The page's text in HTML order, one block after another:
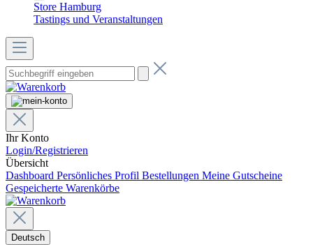
Store Hamburg
Tastings und Veranstaltungen
Ihr Konto
Login/Registrieren
Übersicht
Dashboard Persönliches Profil Bestellungen Meine Gutscheine
Gespeicherte Warenkörbe
Deutsch